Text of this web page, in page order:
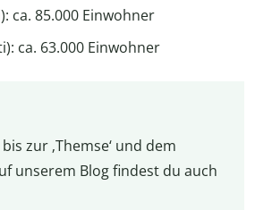
ca. 85.000 Einwohner
ca. 63.000 Einwohner
zur ‚Themse‘ und dem
unserem Blog findest du auch